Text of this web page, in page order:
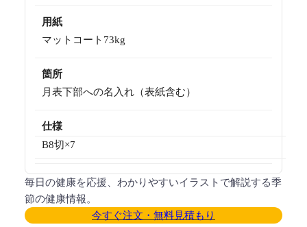
用紙
マットコート73kg
箇所
月表下部への名入れ（表紙含む）
仕様
B8切×7
毎日の健康を応援、わかりやすいイラストで解説する季
節の健康情報。
今すぐ注文・無料見積もり